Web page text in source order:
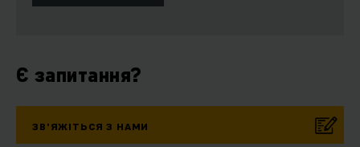
Є запитання?
ЗВ’ЯЖІТЬСЯ З НАМИ